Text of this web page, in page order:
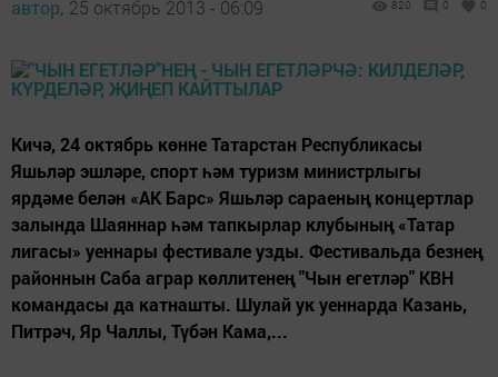
автор, 25 октябрь 2013 - 06:09 820 0 0
Кичә, 24 октябрь көнне Татарстан Республикасы
Яшьләр эшләре, спорт һәм туризм министрлыгы
ярдәме белән «АК Барс» Яшьләр сараеның концертлар
залында Шаяннар һәм тапкырлар клубының «Татар
лигасы» уеннары фестивале узды. Фестивальда безнең
районнын Саба аграр көллитенең "Чын егетләр" КВН
командасы да катнашты. Шулай ук уеннарда Казань,
Питрәч, Яр Чаллы, Түбән Кама,...